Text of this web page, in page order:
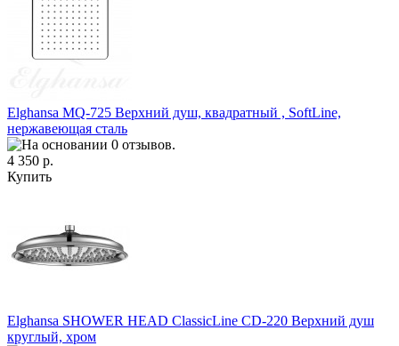
Elghansa MQ-725 Верхний душ, квадратный , SoftLine,
нержавеющая сталь
4 350 р.
Купить
Elghansa SHOWER HEAD ClassicLine CD-220 Верхний душ
круглый, хром